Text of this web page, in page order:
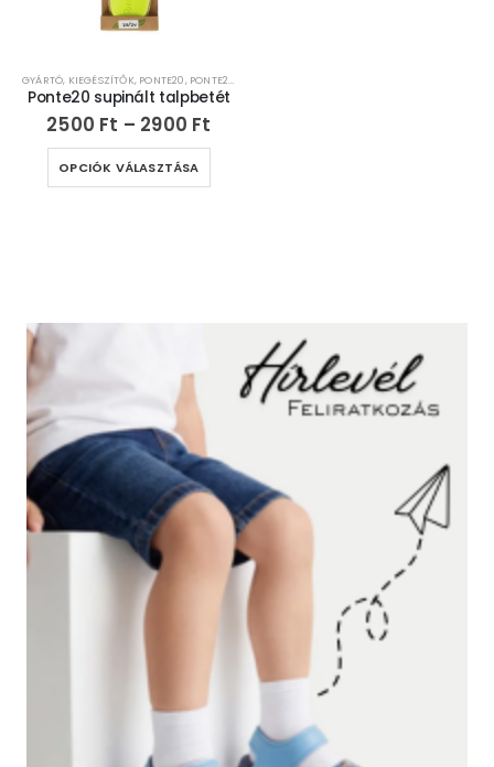
GYÁRTÓ, KIEGÉSZÍTŐK, PONTE20, PONTE20
Ponte20 supinált talpbetét
2500 Ft – 2900 Ft
OPCIÓK VÁLASZTÁSA